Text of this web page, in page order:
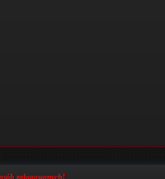
zalogowanych!